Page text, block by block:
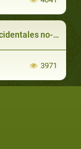
no-musulmanes
3971